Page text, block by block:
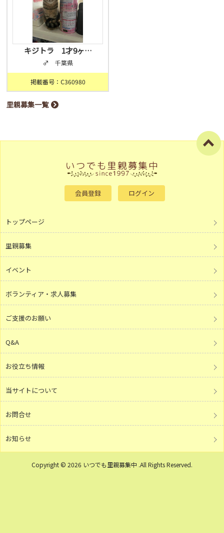
キジトラ 1才9ヶ…
♂ 千葉県
掲載番号：C360980
里親募集一覧
会員登録 ログイン
トップページ
里親募集
イベント
ボランティア・求人募集
ご支援のお願い
Q&A
お役立ち情報
当サイトについて
お問合せ
お知らせ
Copyright © 2026 いつでも里親募集中 .All Rights Reserved.